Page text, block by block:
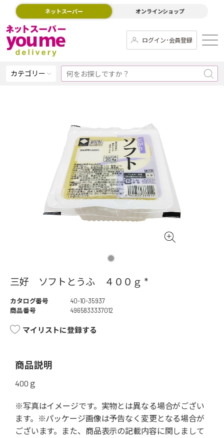
ネットスーパー オンラインショップ
ログイン･会員登録
カテゴリー
三好 ソフトとうふ ４００ｇ *
カタログ番号
40-10-35937
商品番号
4965833337012
マイリストに登録する
商品説明
400ｇ
※写真はイメージです。実物とは異なる場合がござい
ます。※パッケージ画像は予告なく変更となる場合が
ございます。また、商品表示の記載内容に関しまして